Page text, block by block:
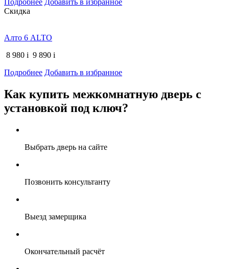
Скидка
Алто 6 ALTO
8 980 i 9 890 i
Подробнее Добавить в избранное
Как купить межкомнатную дверь с
установкой под ключ?
Выбрать дверь на сайте
Позвонить консультанту
Выезд замерщика
Окончательный расчёт